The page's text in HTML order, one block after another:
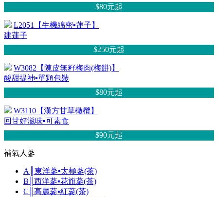
$80元起
L2051【生機綿密▪蓮子】
建蓮子
$250元起
W3082【陳皮無籽梅肉(梅餅)】
酸甜提神▪單顆包裝
$80元起
W3110【漢方甘草橄欖】
回甘好滋味▪可素食
$90元起
補氣人蔘
A║東洋蔘▪太極蔘(茶)
B║西洋蔘▪花旗蔘(茶)
C║高麗蔘▪紅蔘(茶)